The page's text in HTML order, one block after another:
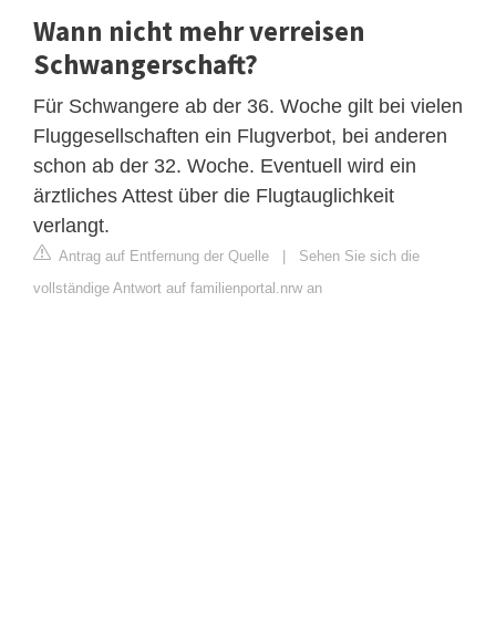
Wann nicht mehr verreisen
Schwangerschaft?
Für Schwangere ab der 36. Woche gilt bei vielen
Fluggesellschaften ein Flugverbot, bei anderen
schon ab der 32. Woche. Eventuell wird ein
ärztliches Attest über die Flugtauglichkeit
verlangt.
Antrag auf Entfernung der Quelle | Sehen Sie sich die
vollständige Antwort auf familienportal.nrw an